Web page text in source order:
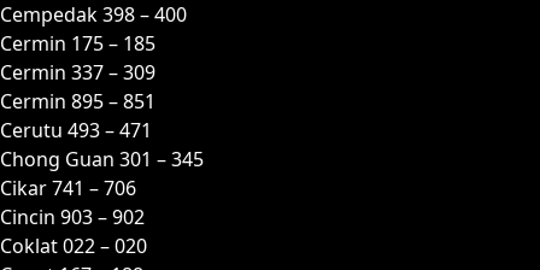
Cempedak 398 – 400
Cermin 175 – 185
Cermin 337 – 309
Cermin 895 – 851
Cerutu 493 – 471
Chong Guan 301 – 345
Cikar 741 – 706
Cincin 903 – 902
Coklat 022 – 020